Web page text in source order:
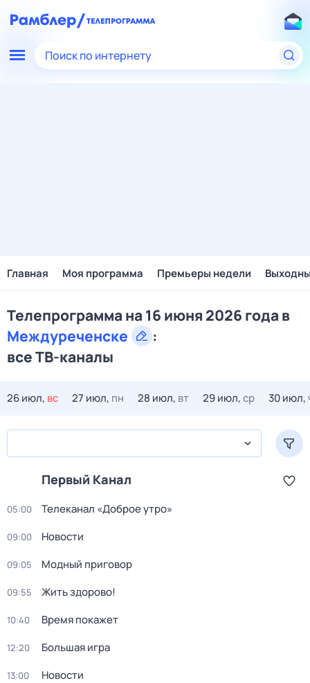
Поиск по интернету
Главная Моя программа Премьеры недели
Телепрограмма на 16 июня 2026 года в
Междуреченске
:
все ТВ-каналы
26 июл, вс 27 июл, пн 28 июл, вт 29 июл,ср 30 июл,
Первый Канал
05:00 Телеканал «Доброе утро»
09:00 Новости
09:05 Модный приговор
09:55 Жить здорово!
10:40 Время покажет
12:20 Большая игра
13:00 Новости